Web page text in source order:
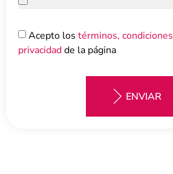
Acepto los términos, condiciones
privacidadde la página
ENVIAR